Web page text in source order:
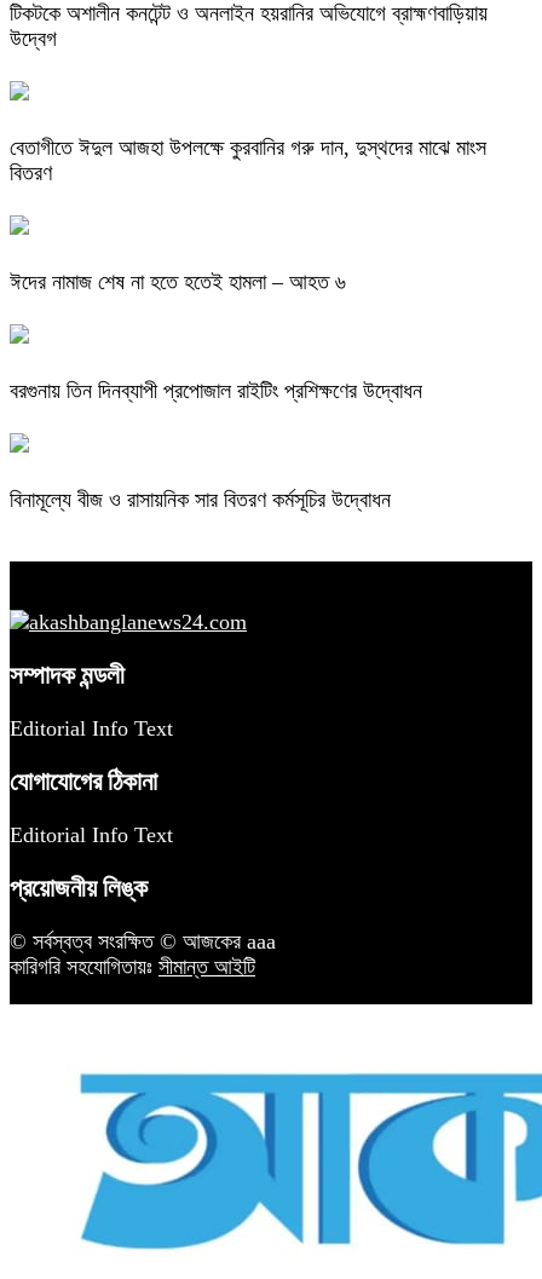
টিকটকে অশালীন কনটেন্ট ও অনলাইন হয়রানির অভিযোগে ব্রাহ্মণবাড়িয়ায়
উদ্বেগ
বেতাগীতে ঈদুল আজহা উপলক্ষে কুরবানির গরু দান, দুস্থদের মাঝে মাংস
বিতরণ
ঈদের নামাজ শেষ না হতে হতেই হামলা – আহত ৬
বরগুনায় তিন দিনব্যাপী প্রপোজাল রাইটিং প্রশিক্ষণের উদ্বোধন
বিনামূল্যে বীজ ও রাসায়নিক সার বিতরণ কর্মসূচির উদ্বোধন
সম্পাদক মন্ডলী
Editorial Info Text
যোগাযোগের ঠিকানা
Editorial Info Text
প্রয়োজনীয় লিঙ্ক
© সর্বস্বত্ব সংরক্ষিত © আজকের aaa
কারিগরি সহযোগিতায়ঃ সীমান্ত আইটি